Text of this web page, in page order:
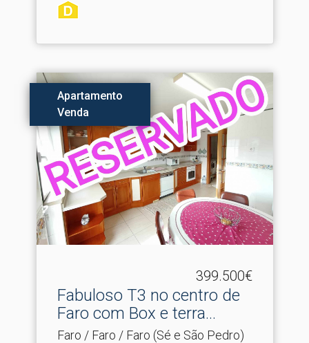
Apartamento
Venda
399.500€
Fabuloso T3 no centro de
Faro com Box e terra.​..
Faro / Faro / Faro (Sé e São Pedro)